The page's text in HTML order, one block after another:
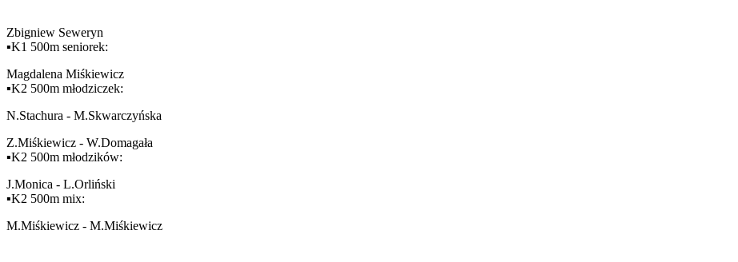
Zbigniew Seweryn
▪️K1 500m seniorek:
Magdalena Miśkiewicz
▪️K2 500m młodziczek:
N.Stachura - M.Skwarczyńska
Z.Miśkiewicz - W.Domagała
▪️K2 500m młodzików:
J.Monica - L.Orliński
▪️K2 500m mix:
M.Miśkiewicz - M.Miśkiewicz